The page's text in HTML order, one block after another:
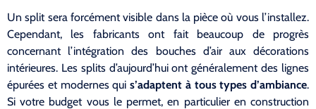
Un split sera forcément visible dans la pièce où vous l’installez.
Cependant, les fabricants ont fait beaucoup de progrès
concernant l’intégration des bouches d’air aux décorations
intérieures. Les splits d’aujourd’hui ont généralement des lignes
épurées et modernes qui s’adaptent à tous types d’ambiance.
Si votre budget vous le permet, en particulier en construction